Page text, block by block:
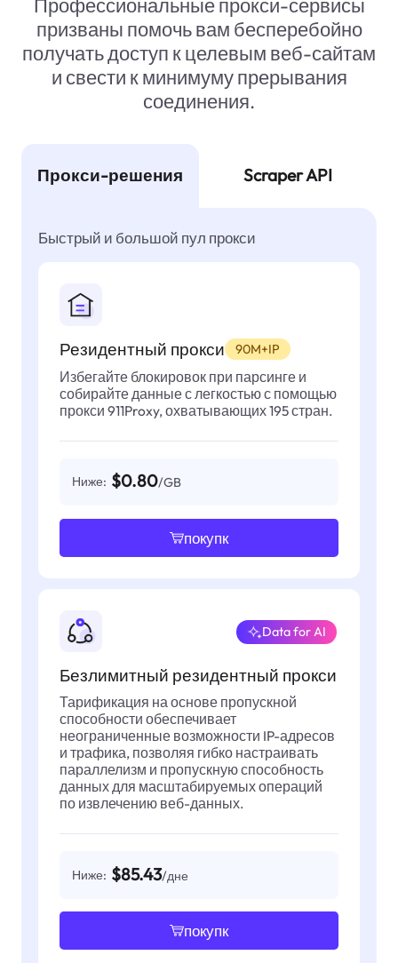
Профессиональные прокси-сервисы
призваны помочь вам бесперебойно
получать доступ к целевым веб-сайтам
и свести к минимуму прерывания
соединения.
Прокси-решения Scraper API
Быстрый и большой пул прокси
Резидентный прокси 90M+IP
Избегайте блокировок при парсинге и
собирайте данные с легкостью с помощью
прокси 911Proxy, охватывающих 195 стран.
Ниже: $0.80/GB
покупк
Безлимитный резидентный прокси
Data for AI
Тарификация на основе пропускной
способности обеспечивает
неограниченные возможности IP-адресов
и трафика, позволяя гибко настраивать
параллелизм и пропускную способность
данных для масштабируемых операций
по извлечению веб-данных.
Ниже: $85.43/дне
покупк